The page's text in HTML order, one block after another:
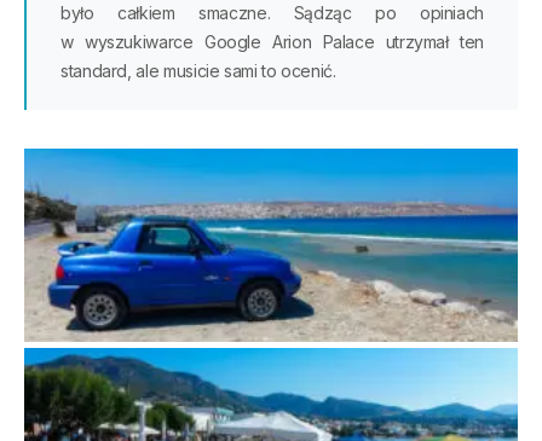
było całkiem smaczne. Sądząc po opiniach
w wyszukiwarce Google Arion Palace utrzymał ten
standard, ale musicie sami to ocenić.